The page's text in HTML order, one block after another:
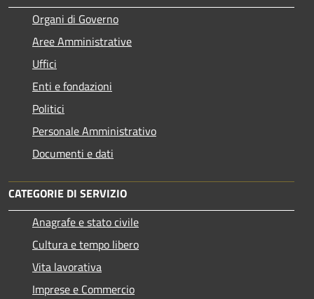
Organi di Governo
Aree Amministrative
Uffici
Enti e fondazioni
Politici
Personale Amministrativo
Documenti e dati
CATEGORIE DI SERVIZIO
Anagrafe e stato civile
Cultura e tempo libero
Vita lavorativa
Imprese e Commercio